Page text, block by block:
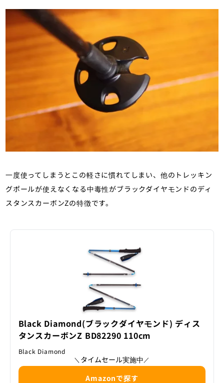
一度使ってしまうとこの軽さに慣れてしまい、他のトレッキン
グポールが使えなくなる中毒性がブラックダイヤモンドのディ
スタンスカーボンZの特徴です。
Black Diamond(ブラックダイヤモンド) ディス
タンスカーボンZ BD82290 110cm
Black Diamond
＼ タイムセール実施中／
Amazonで探す